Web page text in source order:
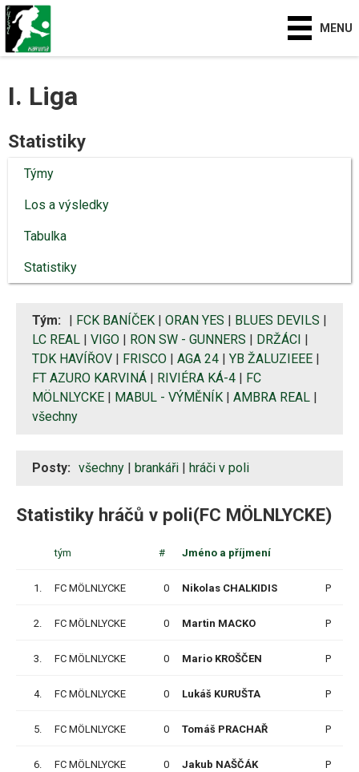
MENU
I. Liga
Statistiky
Týmy
Los a výsledky
Tabulka
Statistiky
Tým: FCK BANÍČEK ORAN YES BLUES DEVILS
LC REAL
VIGO RON SW - GUNNERS DRŽÁCI
TDK HAVÍŘOV
FRISCO AGA 24 YB ŽALUZIEEE
FT AZURO KARVINÁ
RIVIÉRA KÁ-4
FC
MÖLNLYCKE
MABUL - VÝMĚNÍK AMBRA REAL
všechny
Posty: všechny brankáři hráči v poli
Statistiky hráčů v poli(FC MÖLNLYCKE)
tým # Jméno a příjmení
1. FC MÖLNLYCKE 0 Nikolas CHALKIDIS P
2. FC MÖLNLYCKE 0 Martin MACKO P
3. FC MÖLNLYCKE 0 Mario KROŠČEN P
4. FC MÖLNLYCKE 0 Lukáš KURUŠTA P
5. FC MÖLNLYCKE 0 Tomáš PRACHAŘ P
6. FC MÖLNLYCKE 0 Jakub NAŠČÁK P